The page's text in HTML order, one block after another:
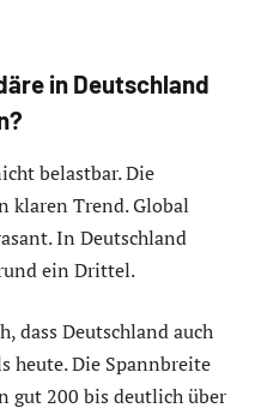
in Deutschland
belastbar. Die
klaren Trend. Global
In Deutschland
ein Drittel.
dass Deutschland auch
heute. Die Spannbreite
gut 200 bis deutlich über